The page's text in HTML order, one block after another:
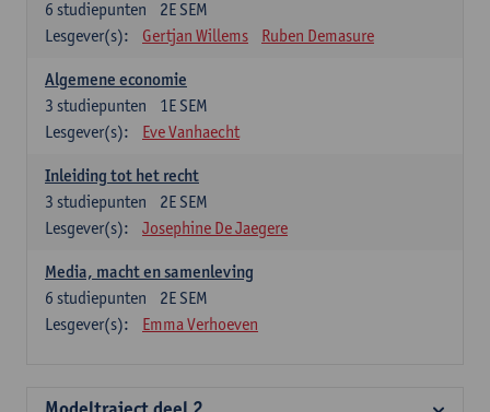
2E SEM
6 studiepunten
Lesgever(s):
Gertjan Willems Ruben Demasure
Algemene economie
1E SEM
3 studiepunten
Lesgever(s):
Eve Vanhaecht
Inleiding tot het recht
2E SEM
3 studiepunten
Lesgever(s):
Josephine De Jaegere
Media, macht en samenleving
2E SEM
6 studiepunten
Lesgever(s):
Emma Verhoeven